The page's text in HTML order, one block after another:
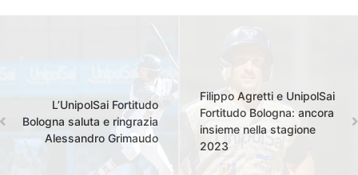
L’UnipolSai Fortitudo
Bologna saluta e ringrazia
Alessandro Grimaudo
Filippo Agretti e UnipolSai
Fortitudo Bologna: ancora
insieme nella stagione
2023